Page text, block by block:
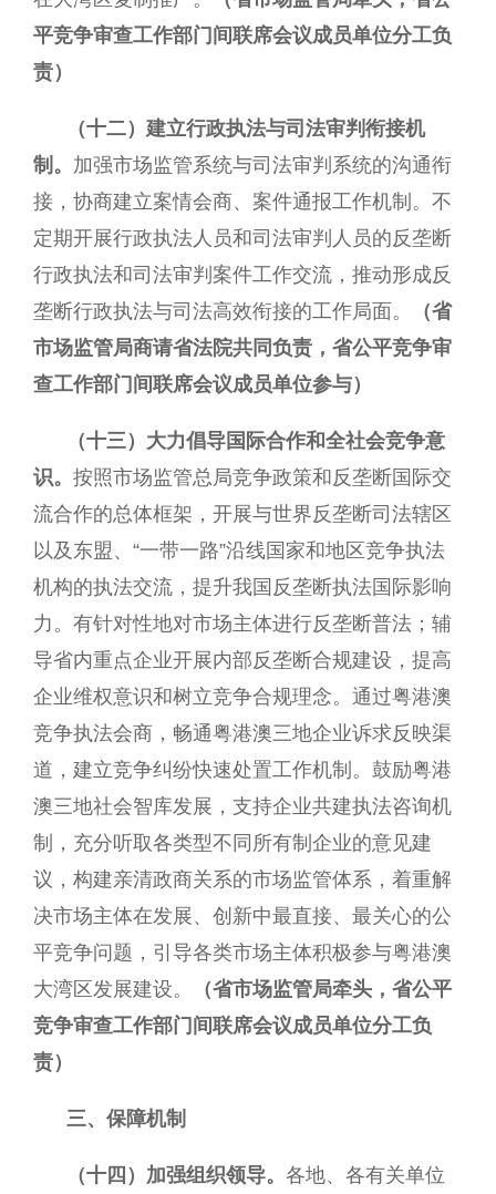
平竞争审查工作部门间联席会议成员单位分工负
责）
（十二）建立行政执法与司法审判衔接机
制。 加强市场监管系统与司法审判系统的沟通衔
接，协商建立案情会商、案件通报工作机制。不
定期开展行政执法人员和司法审判人员的反垄断
行政执法和司法审判案件工作交流，推动形成反
垄断行政执法与司法高效衔接的工作局面。
（省
市场监管局商请省法院共同负责，省公平竞争审
查工作部门间联席会议成员单位参与）
（十三）大力倡导国际合作和全社会竞争意
识。 按照市场监管总局竞争政策和反垄断国际交
流合作的总体框架，开展与世界反垄断司法辖区
以及东盟、“一带一路”沿线国家和地区竞争执法
机构的执法交流，提升我国反垄断执法国际影响
力。有针对性地对市场主体进行反垄断普法；辅
导省内重点企业开展内部反垄断合规建设，提高
企业维权意识和树立竞争合规理念。通过粤港澳
竞争执法会商，畅通粤港澳三地企业诉求反映渠
道，建立竞争纠纷快速处置工作机制。鼓励粤港
澳三地社会智库发展，支持企业共建执法咨询机
制，充分听取各类型不同所有制企业的意见建
议，构建亲清政商关系的市场监管体系，着重解
决市场主体在发展、创新中最直接、最关心的公
平竞争问题，引导各类市场主体积极参与粤港澳
大湾区发展建设。
（省市场监管局牵头，省公平
竞争审查工作部门间联席会议成员单位分工负
责）
三、保障机制
（十四）加强组织领导。 各地、各有关单位